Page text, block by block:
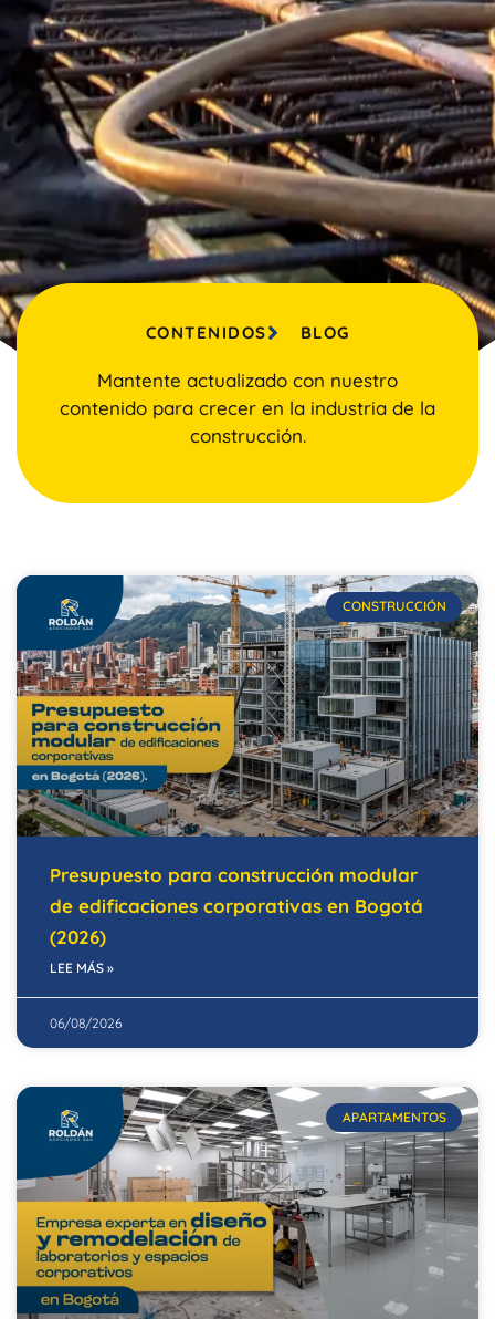
CONTENIDOS BLOG
Mantente actualizado con nuestro
contenido para crecer en la industria de la
construcción.
CONSTRUCCIÓN
Presupuesto para construcción modular
de edificaciones corporativas en Bogotá
(2026)
LEE MÁS »
06/08/2026
APARTAMENTOS